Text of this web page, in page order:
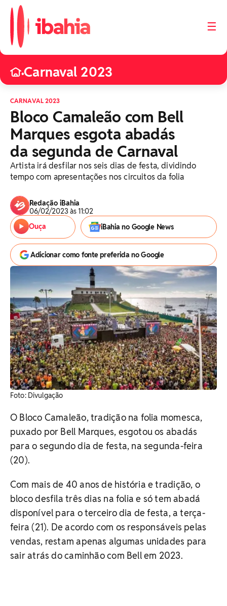
☰
•Carnaval 2023
CARNAVAL 2023
Bloco Camaleão com Bell
Marques esgota abadás
da segunda de Carnaval
Artista irá desfilar nos seis dias de festa, dividindo
tempo com apresentações nos circuitos da folia
Redação iBahia
06/02/2023 às 11:02
Ouça
iBahia no Google News
Adicionar como fonte preferida no Google
Foto: Divulgação
O Bloco Camaleão, tradição na folia momesca,
puxado por Bell Marques, esgotou os abadás
para o segundo dia de festa, na segunda-feira
(20).
Com mais de 40 anos de história e tradição, o
bloco desfila três dias na folia e só tem abadá
disponível para o terceiro dia de festa, a terça-
feira (21). De acordo com os responsáveis pelas
vendas, restam apenas algumas unidades para
sair atrás do caminhão com Bell em 2023.